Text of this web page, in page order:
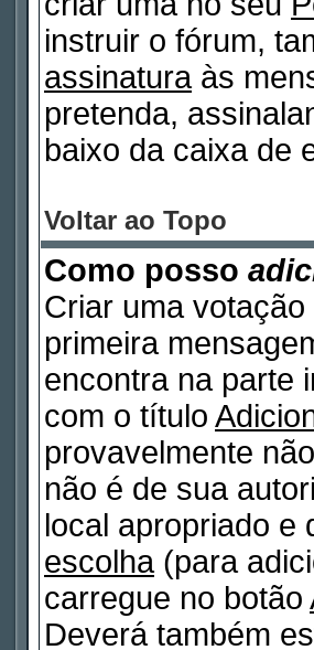
instruir o fórum,
assinaturaàs
pretenda,
baixo da caixa de
Voltar ao Topo
Como posso
Criar uma
primeira
encontra na parte
com o título
provavelmente
não é de sua
local apropriado e
escolha(para
carregue no botão
Deverá também